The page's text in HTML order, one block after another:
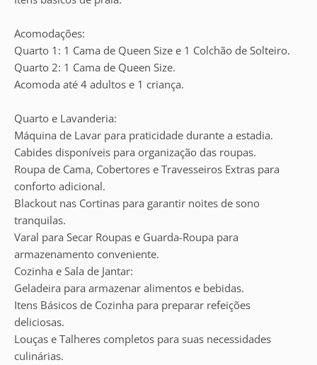
Acomodações:
Quarto 1: 1 Cama de Queen Size e 1 Colchão de Solteiro.
Quarto 2: 1 Cama de Queen Size.
Acomoda até 4 adultos e 1 criança.
Quarto e Lavanderia:
Máquina de Lavar para praticidade durante a estadia.
Cabides disponíveis para organização das roupas.
Roupa de Cama, Cobertores e Travesseiros Extras para
conforto adicional.
Blackout nas Cortinas para garantir noites de sono
tranquilas.
Varal para Secar Roupas e Guarda-Roupa para
armazenamento conveniente.
Cozinha e Sala de Jantar:
Geladeira para armazenar alimentos e bebidas.
Itens Básicos de Cozinha para preparar refeições
deliciosas.
Louças e Talheres completos para suas necessidades
culinárias.